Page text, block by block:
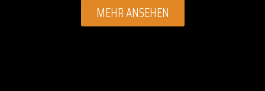
MEHR ANSEHEN